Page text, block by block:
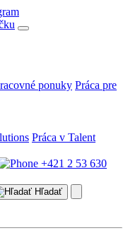
ponuky Práca pre
Práca v Talent
+421 2 53 630
Hľadať